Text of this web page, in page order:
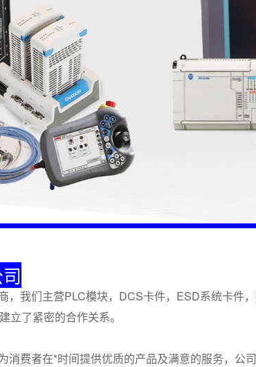
，我们主营PLC模块，DCS卡件，ESD系统卡件
立了紧密的合作关系。
消费者在*时间提供优质的产品及满意的服务，